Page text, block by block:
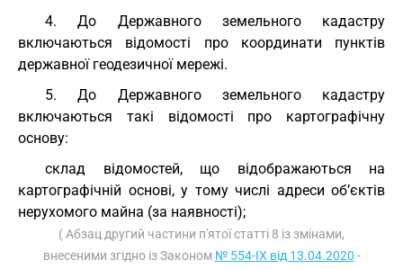
4. До Державного земельного кадастру
включаються відомості про координати пунктів
державної геодезичної мережі.
5. До Державного земельного кадастру
включаються такі відомості про картографічну
основу:
склад відомостей, що відображаються на
картографічній основі, у тому числі адреси об’єктів
нерухомого майна (за наявності);
( Абзац другий частини п'ятої статті 8 із змінами,
внесеними згідно із Законом № 554-IX від 13.04.2020 -